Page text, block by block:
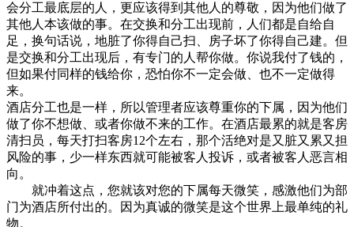
会分工最底层的人，更应该得到其他人的尊敬，因为他们做了
其他人本该做的事。在交换和分工出现前，人们都是自给自
足，换句话说，地脏了你得自己扫、房子坏了你得自己建。但
是交换和分工出现后，有专门的人帮你做。你说我付了钱的，
但如果付同样的钱给你，恐怕你不一定会做、也不一定做得
来。
酒店分工也是一样，所以管理者应该尊重你的下属，因为他们
做了你不想做、或者你做不来的工作。在酒店最累的就是客房
清扫员，每天打扫客房12个左右，那个活绝对是又脏又累又担
风险的事，少一样东西就可能被客人投诉，或者被客人恶言相
向。
就冲着这点，您就该对您的下属每天微笑，感激他们为部
门为酒店所付出的。因为真诚的微笑是这个世界上最单纯的礼
物。